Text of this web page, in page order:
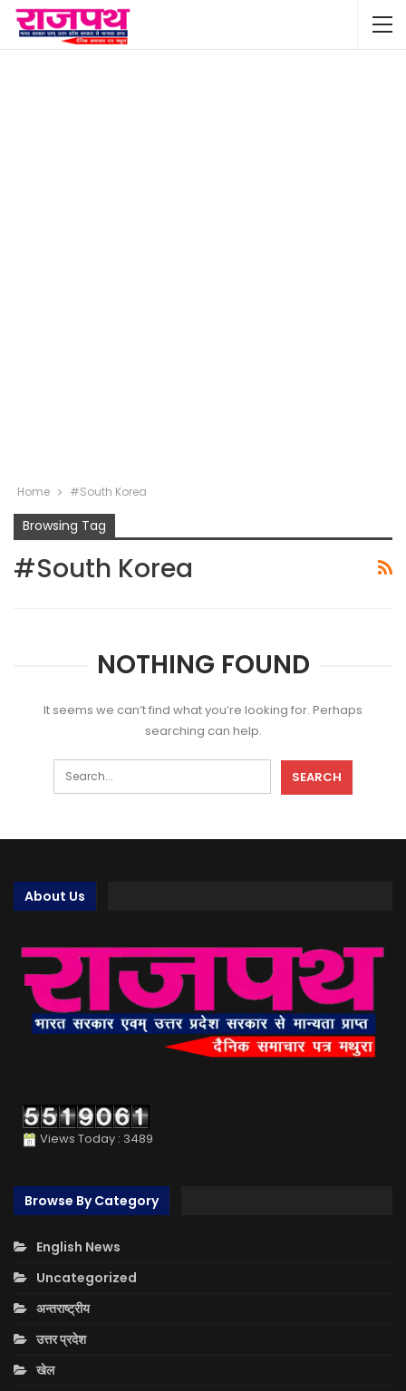
Home #South Korea
Browsing Tag
#South Korea
NOTHING FOUND
It seems we can’t find what you’re looking for. Perhaps
searching can help.
About Us
Views Today : 3489
Browse By Category
English News
Uncategorized
अन्तराष्ट्रीय
उत्तर प्रदेश
खेल